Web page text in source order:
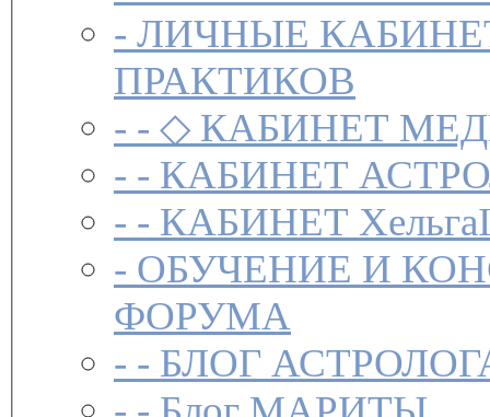
- ЛИЧНЫЕ
ПРАКТИКОВ
- - ◇ КАБИНЕТ
- - КАБИНЕТ
- - КАБИНЕТ ХельгаI
- ОБУЧЕНИЕ И
ФОРУМА
- - БЛОГ